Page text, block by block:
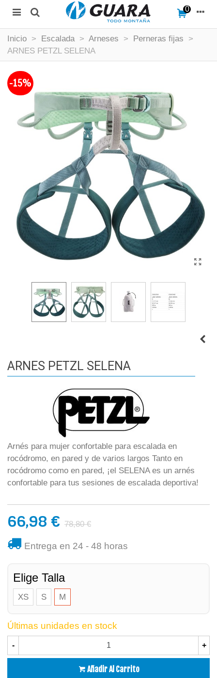
0
Inicio > Escalada > Arneses > Perneras fijas
>
ARNES PETZL SELENA
-15%
ARNES PETZL SELENA
Arnés para mujer confortable para escalada en
rocódromo, en pared y de varios largos Tanto en
rocódromo como en pared, ¡el SELENA es un arnés
confortable para tus sesiones de escalada deportiva!
66,98 € 78,80 €
Entrega en 24 - 48 horas
Elige Talla
XS S M
Últimas unidades en stock
- +
Añadir Al Carrito